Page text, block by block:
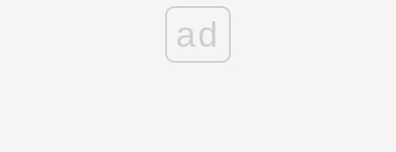
ad